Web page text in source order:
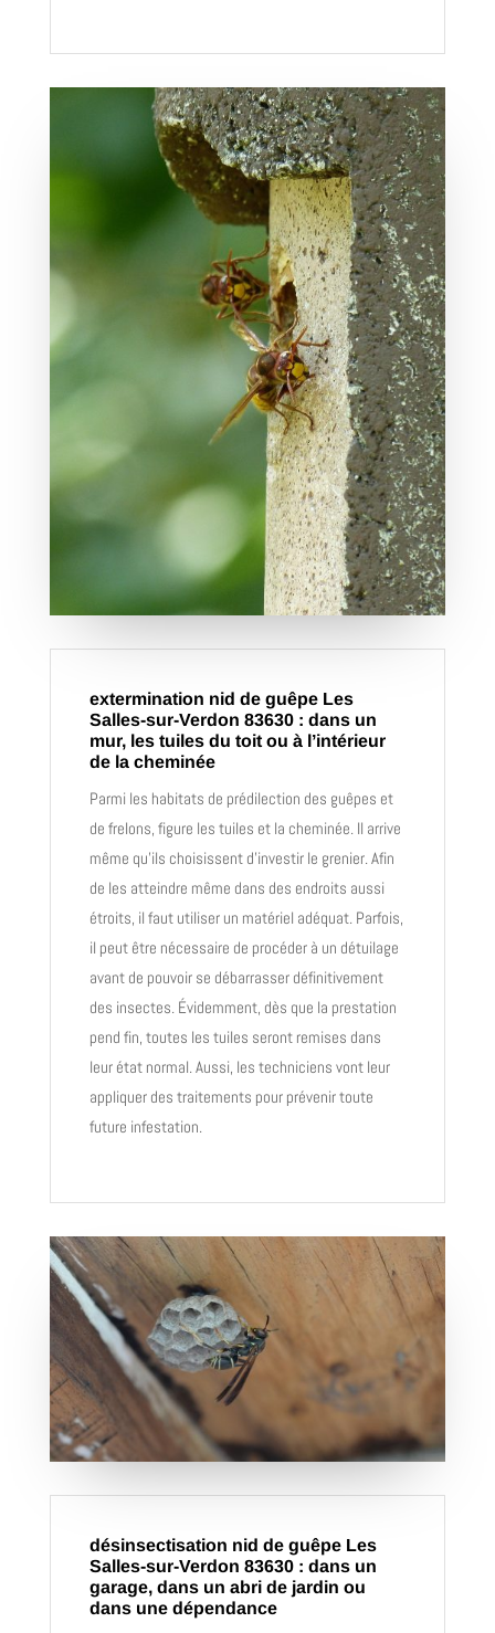
extermination nid de guêpe Les
Salles-sur-Verdon 83630 : dans un
mur, les tuiles du toit ou à l’intérieur
de la cheminée
Parmi les habitats de prédilection des guêpes et
de frelons, figure les tuiles et la cheminée. Il arrive
même qu’ils choisissent d’investir le grenier. Afin
de les atteindre même dans des endroits aussi
étroits, il faut utiliser un matériel adéquat. Parfois,
il peut être nécessaire de procéder à un détuilage
avant de pouvoir se débarrasser définitivement
des insectes. Évidemment, dès que la prestation
pend fin, toutes les tuiles seront remises dans
leur état normal. Aussi, les techniciens vont leur
appliquer des traitements pour prévenir toute
future infestation.
désinsectisation nid de guêpe Les
Salles-sur-Verdon 83630 : dans un
garage, dans un abri de jardin ou
dans une dépendance